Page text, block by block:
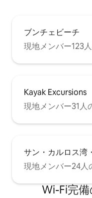
ートワーク用のプライ
フィス - 屋外グリルと
な水辺の景色と地元の
節の果樹（オレンジと
平方メートルを超える
ーチ、島での休暇、活
タウン体験など、この
す。太陽に包まれたビ
家は理想的な拠点となります
以下のとおりです。 -
- ビーチ用品とベビー
ませんが、ご到着時に
場合があります。 - 家
ブンチェビーチ
現地メンバー123
Kayak Excursions
現地メンバー31人
サン・カルロス湾
現地メンバー24人
Wi-Fi完